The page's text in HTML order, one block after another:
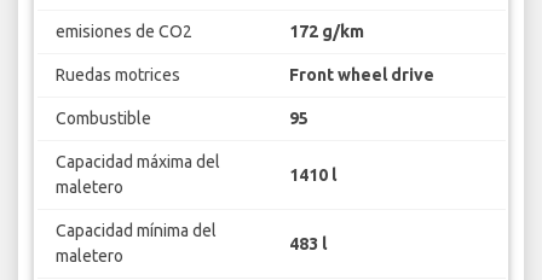
emisiones de CO2 172 g/km
Ruedas motrices Front wheel drive
Combustible 95
Capacidad máxima del
maletero
1410 l
Capacidad mínima del
maletero
483 l